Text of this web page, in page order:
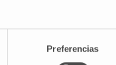
Preferencias